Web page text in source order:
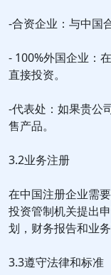
-合资企业：与中国
- 100%外国企业：
直接投资。
-代表处：如果贵公
售产品。
3.2业务注册
在中国注册企业需
投资管制机关提出
划，财务报告和业务
3.3遵守法律和标准